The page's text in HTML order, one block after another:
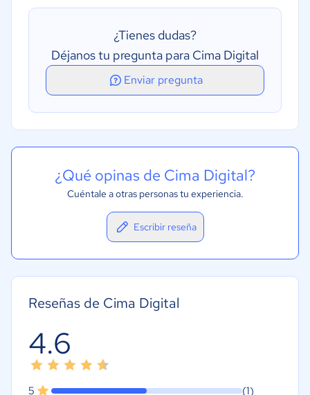
Gestión del pipeline
Procesamiento de préstamos
Registro de auditoría
¿Tienes dudas?
Déjanos tu pregunta para Cima Digital
Enviar pregunta
¿Qué opinas de Cima Digital?
Cuéntale a otras personas tu experiencia.
Escribir reseña
Reseñas de Cima Digital
4.6
5
(1)